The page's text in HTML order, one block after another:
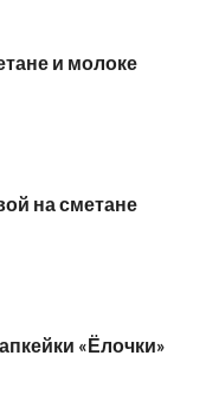
и молоке
на сметане
«Ёлочки»